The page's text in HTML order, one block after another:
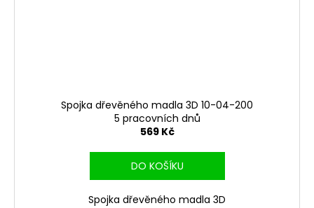
Spojka dřevěného madla 3D 10-04-200
5 pracovních dnů
569 Kč
DO KOŠÍKU
Spojka dřevěného madla 3D